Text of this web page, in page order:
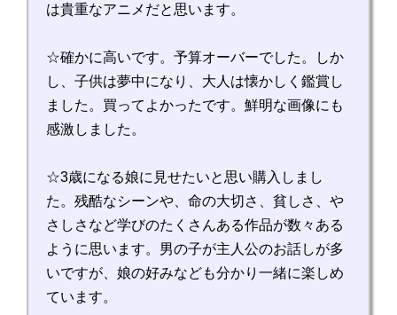
は貴重なアニメだと思います。
☆確かに高いです。予算オーバーでした。しか
し、子供は夢中になり、大人は懐かしく鑑賞し
ました。買ってよかったです。鮮明な画像にも
感激しました。
☆3歳になる娘に見せたいと思い購入しまし
た。残酷なシーンや、命の大切さ、貧しさ、や
さしさなど学びのたくさんある作品が数々ある
ように思います。男の子が主人公のお話しが多
いですが、娘の好みなども分かり一緒に楽しめ
ています。